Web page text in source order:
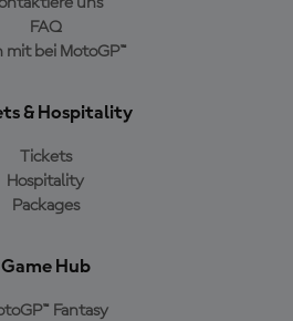
FAQ
mit bei MotoGP™
& Hospitality
Tickets
Hospitality
Packages
Game Hub
Fantasy